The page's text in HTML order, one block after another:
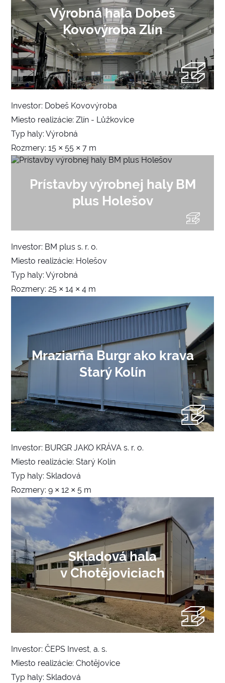
Výrobná hala Dobeš
Kovovýroba Zlín
Investor: Dobeš Kovovýroba
Miesto realizácie: Zlín - Lůžkovice
Typ haly: Výrobná
Rozmery: 15 × 55 × 7 m
Prístavby výrobnej haly BM
plus Holešov
Investor: BM plus s. r. o.
Miesto realizácie: Holešov
Typ haly: Výrobná
Rozmery: 25 × 14 × 4 m
Mraziarňa Burgr ako krava
Starý Kolín
Investor: BURGR JAKO KRÁVA s. r. o.
Miesto realizácie: Starý Kolín
Typ haly: Skladová
Rozmery: 9 × 12 × 5 m
Skladová hala
v Chotějoviciach
Investor: ČEPS Invest, a. s.
Miesto realizácie: Chotějovice
Typ haly: Skladová